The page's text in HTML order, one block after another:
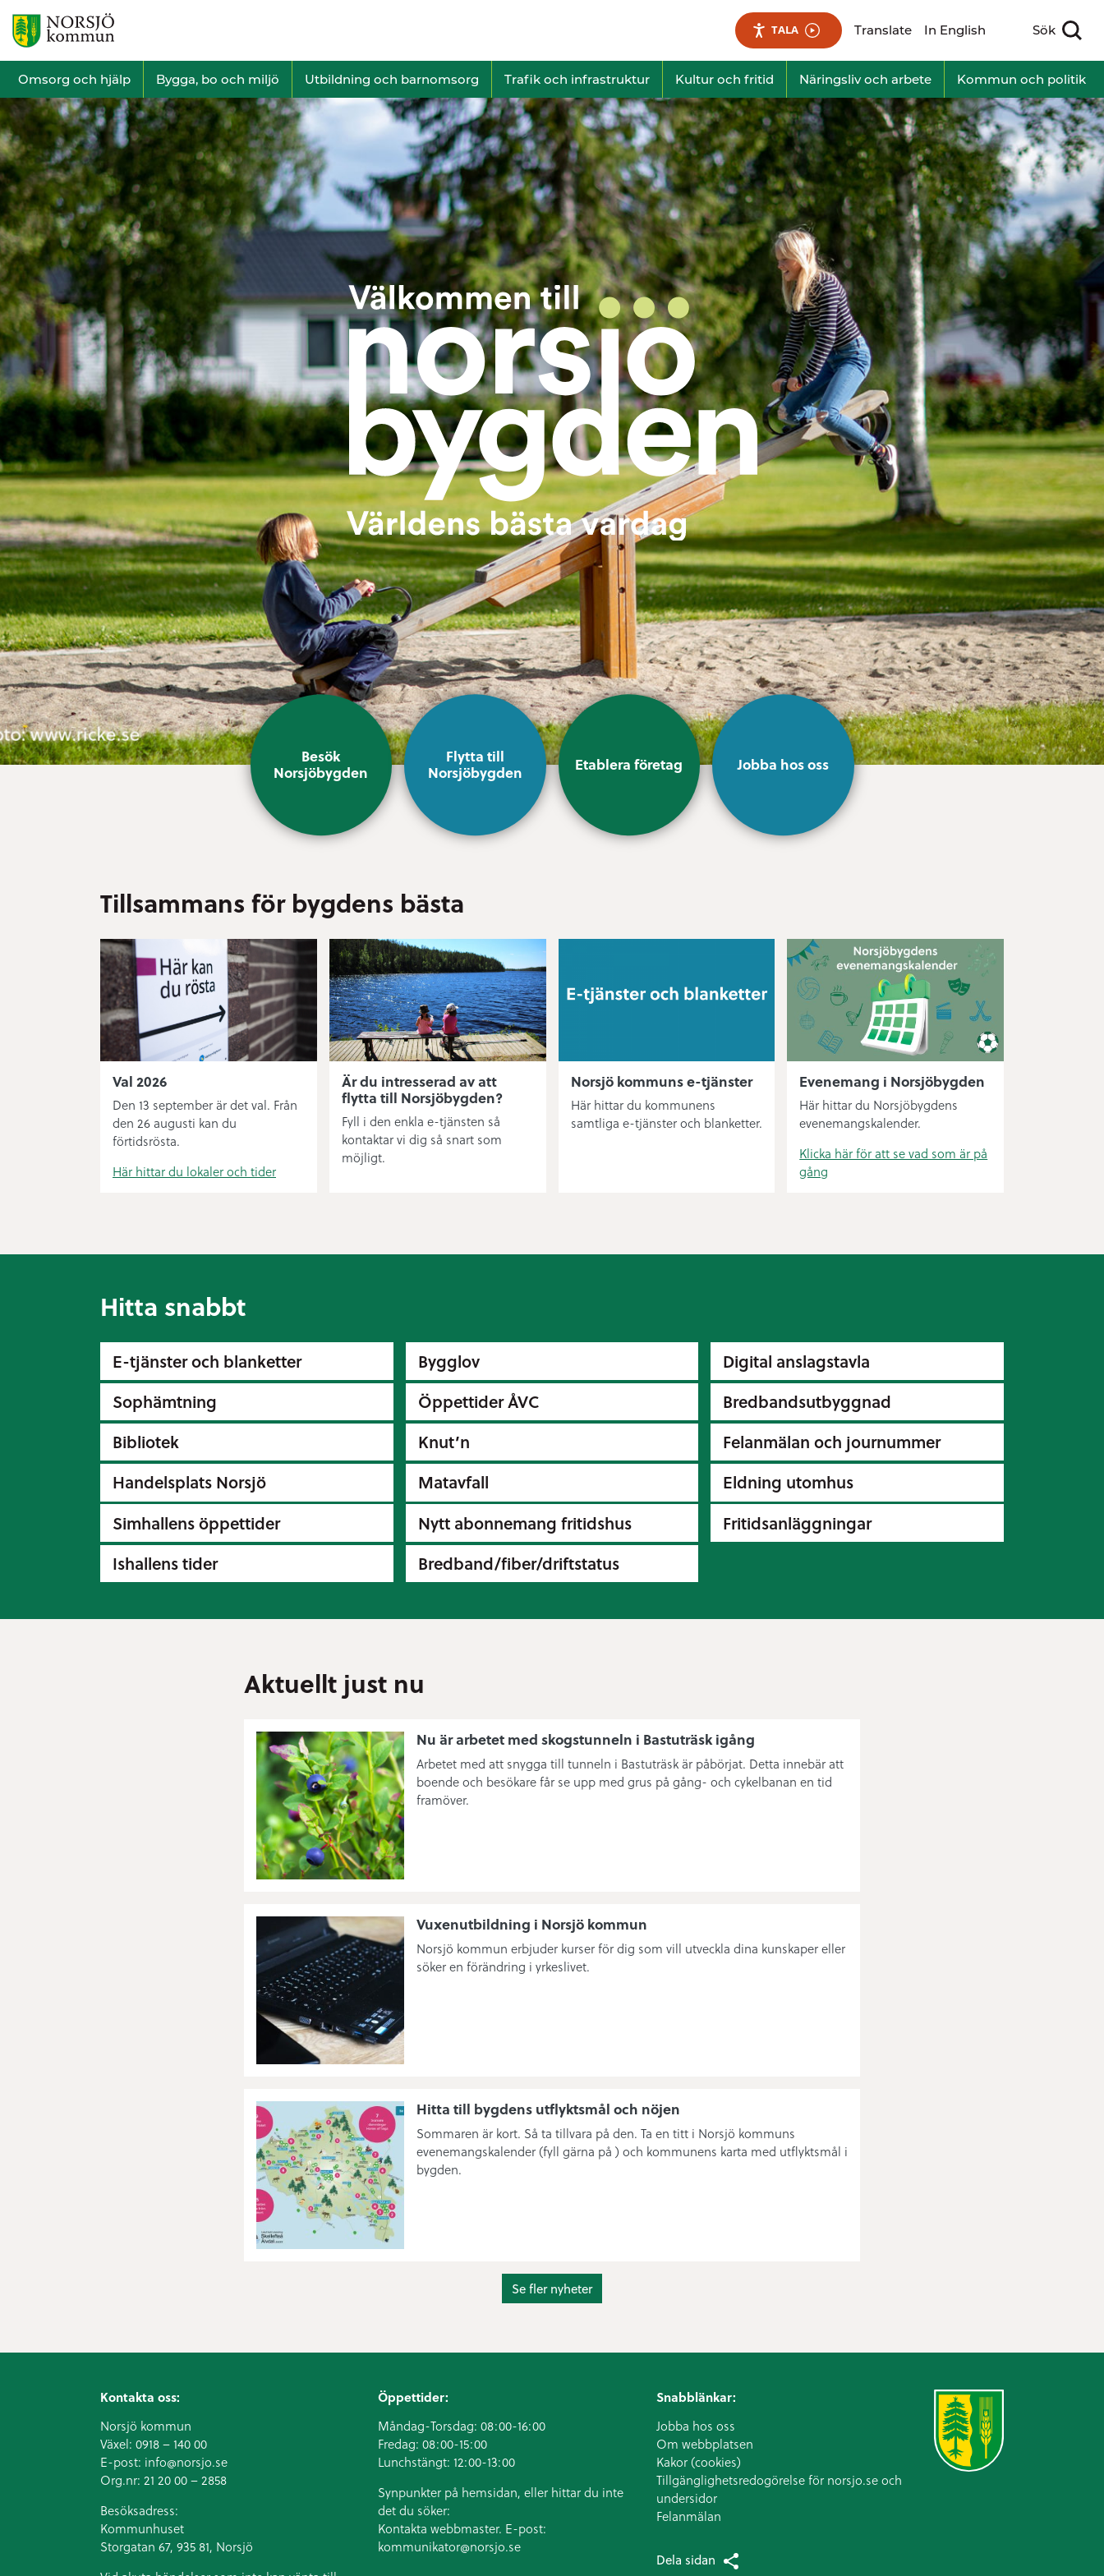
TALA Translate In English Sök
Visa sökfält
Omsorg och hjälp Bygga, bo och miljö Utbildning och barnomsorg Trafik och infrastruktur Kultur och fritid Näringsliv och arbete Kommun och politik
Välkommen till Norsjöbygden. Världen bästa
Besök
Norsjöbygden
Flytta till
Norsjöbygden
Jobba hos oss
Etablera företag
Tillsammans för bygdens bästa
Val 2026
Den 13 september är det val. Från
den 26 augusti kan du
förtidsrösta.
Här hittar du lokaler och tider
Är du intresserad av att
flytta till Norsjöbygden?
Fyll i den enkla e-tjänsten så
kontaktar vi dig så snart som
möjligt.
Norsjö kommuns e-tjänster
Här hittar du kommunens
samtliga e-tjänster och blanketter.
Evenemang i Norsjöbygden
Här hittar du Norsjöbygdens
evenemangskalender.
Klicka här för att se vad som är på
gång
Hitta snabbt
E-tjänster och blanketter Bygglov
Digital anslagstavla
Sophämtning
Öppettider ÅVC
Bredbandsutbyggnad
Bibliotek
Knut’n
Felanmälan och journummer
Handelsplats Norsjö
Matavfall
Eldning utomhus
Simhallens öppettider
Nytt abonnemang fritidshus
Fritidsanläggningar
Ishallens tider
Bredband/fiber/driftstatus
Aktuellt just nu
Nu är arbetet med skogstunneln i Bastuträsk igång
Arbetet med att snygga till tunneln i Bastuträsk är påbörjat. Detta innebär att
boende och besökare får se upp med grus på gång- och cykelbanan en tid
framöver.
Vuxenutbildning i Norsjö kommun
Norsjö kommun erbjuder kurser för dig som vill utveckla dina kunskaper eller
söker en förändring i yrkeslivet.
Hitta till bygdens utflyktsmål och nöjen
Sommaren är kort. Så ta tillvara på den. Ta en titt i Norsjö kommuns
evenemangskalender (fyll gärna på ) och kommunens karta med utflyktsmål i
bygden.
Se fler nyheter
Kontakta oss:
Norsjö kommun
Växel: 0918 – 140 00
E-post: info@norsjo.se
Org.nr: 21 20 00 – 2858
Besöksadress:
Kommunhuset
Storgatan 67, 935 81, Norsjö
Öppettider:
Måndag-Torsdag: 08:00-16:00
Fredag: 08:00-15:00
Lunchstängt: 12:00-13:00
Synpunkter på hemsidan, eller hittar du inte
det du söker:
Kontakta webbmaster. E-post:
kommunikator@norsjo.se
Snabblänkar:
Jobba hos oss
Om webbplatsen
Kakor (cookies)
Tillgänglighetsredogörelse för norsjo.se och
undersidor
Felanmälan
Dela sidan